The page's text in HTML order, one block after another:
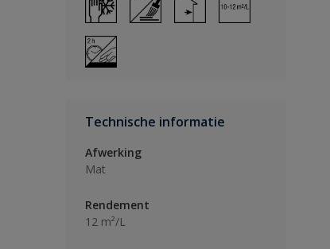
Technische informatie
Afwerking
Mat
Rendement
12 m²/L